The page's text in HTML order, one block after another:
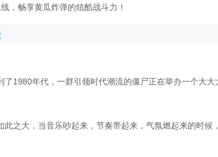
，畅享黄瓜炸弹的炫酷战斗力！
1980年代，一群引领时代潮流的僵尸正在举办一个大大
此之大，当音乐吵起来，节奏带起来，气氛燃起来的时